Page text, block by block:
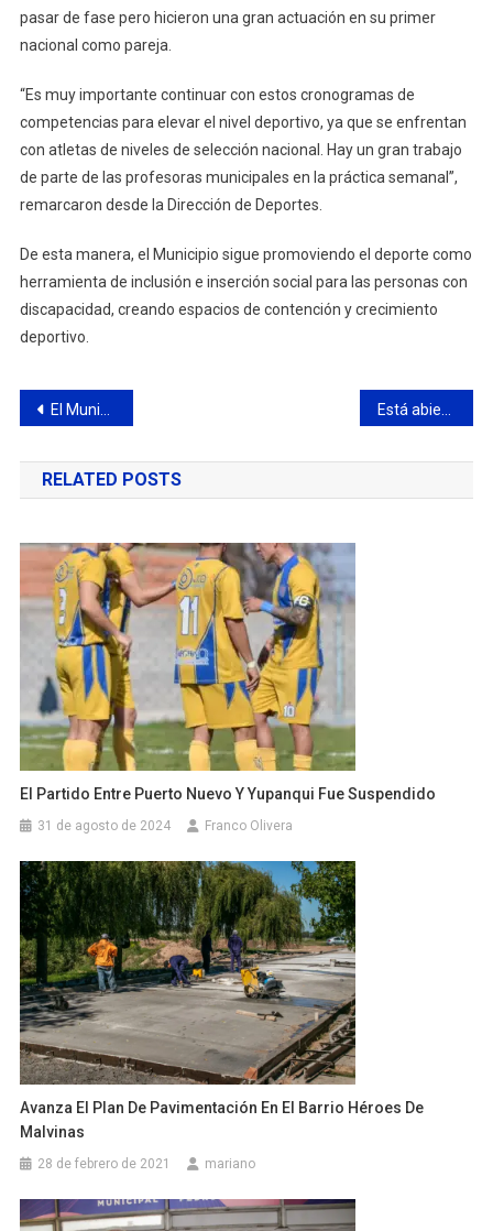
pasar de fase pero hicieron una gran actuación en su primer
nacional como pareja.
“Es muy importante continuar con estos cronogramas de
competencias para elevar el nivel deportivo, ya que se enfrentan
con atletas de niveles de selección nacional. Hay un gran trabajo
de parte de las profesoras municipales en la práctica semanal”,
remarcaron desde la Dirección de Deportes.
De esta manera, el Municipio sigue promoviendo el deporte como
herramienta de inclusión e inserción social para las personas con
discapacidad, creando espacios de contención y crecimiento
deportivo.
Navegación
de
entradas
El Municipio brindará un Curso Introductorio de Lengua de Señas
RELATED POSTS
El Partido Entre Puerto Nuevo Y Yupanqui Fue Suspendido
31 de agosto de 2024 Franco Olivera
Avanza El Plan De Pavimentación En El Barrio Héroes De
Malvinas
28 de febrero de 2021 mariano